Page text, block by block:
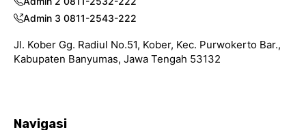
Admin 3 0811-2543-222
Jl. Kober Gg. Radiul No.51, Kober, Kec. Purwokerto Bar.,
Kabupaten Banyumas, Jawa Tengah 53132
Navigasi